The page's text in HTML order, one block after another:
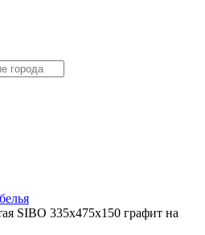
SIBO 335х475х150 графит на